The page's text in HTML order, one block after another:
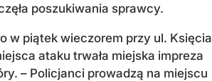
poszukiwania sprawcy.
w piątek wieczorem przy ul. Księcia
ataku trwała miejska impreza
– Policjanci prowadzą na miejscu